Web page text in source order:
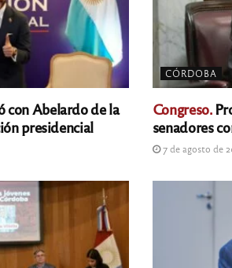
Abelardo de la
presidencial
CÓRDOBA
Congreso.
senadores
7 de agosto de